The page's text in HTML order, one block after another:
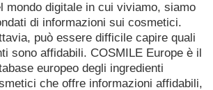
mondo digitale in cui viviamo, siamo
di informazioni sui cosmetici.
può essere difficile capire quali
sono affidabili. COSMILE Europe è il
europeo degli ingredienti
che offre informazioni affidabili,